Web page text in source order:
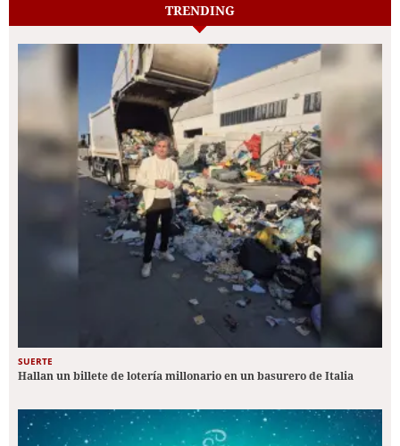
TRENDING
SUERTE
Hallan un billete de lotería millonario en un basurero de Italia